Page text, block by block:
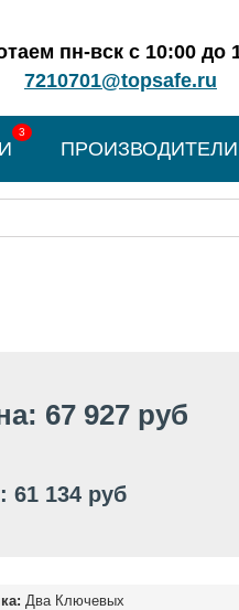
пн-вск с 10:00 до
7210701@topsafe.ru
3
ПРОИЗВОДИТЕЛИ
67 927 руб
61 134 руб
Два Ключевых